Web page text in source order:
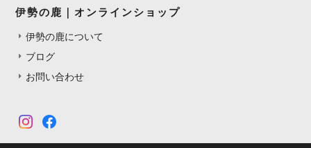
伊勢の鹿｜オンラインショップ
伊勢の鹿について
ブログ
お問い合わせ